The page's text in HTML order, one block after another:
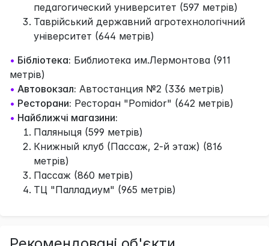
педагогический университет (597 метрів)
Таврійський державний агротехнологічний
університет (644 метрів)
• Бібліотека: Библиотека им.Лермонтова (911
метрів)
• Автовокзал: Автостанция №2 (336 метрів)
• Ресторани: Ресторан "Pomidor" (642 метрів)
• Найближчі магазини:
Паляныця (599 метрів)
Книжный клуб (Пассаж, 2-й этаж) (816
метрів)
Пассаж (860 метрів)
ТЦ "Палладиум" (965 метрів)